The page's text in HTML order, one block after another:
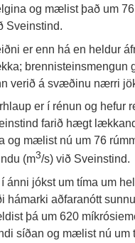
og mælist það um
Sveinstind.
er enn há en heldur
brennisteinsmengun
verið á svæðinu nærri
er í rénun og hefur
farið hægt
og mælist nú um 76
(m3/s) við Sveinstind.
ánni jókst um tíma um
hámarki aðfaranótt
þá um 620
síðan og mælist nú um